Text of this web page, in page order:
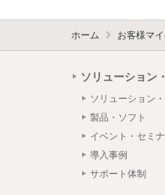
ホーム お客様マ
ソリューション
ソリューション
製品・ソフト
イベント・セミ
導入事例
サポート体制